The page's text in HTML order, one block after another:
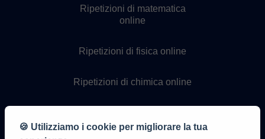
Ripetizioni di matematica
online
Ripetizioni di fisica online
Ripetizioni di chimica online
online
🍪 Utilizziamo i cookie per migliorare la tua